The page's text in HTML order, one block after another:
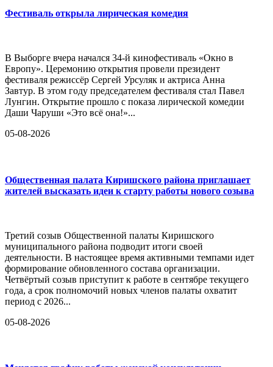
Фестиваль открыла лирическая комедия
В Выборге вчера начался 34-й кинофестиваль «Окно в
Европу». Церемонию открытия провели президент
фестиваля режиссёр Сергей Урсуляк и актриса Анна
Завтур. В этом году председателем фестиваля стал Павел
Лунгин. Открытие прошло с показа лирической комедии
Даши Чаруши «Это всё она!»...
05-08-2026
Общественная палата Киришского района приглашает
жителей высказать идеи к старту работы нового созыва
Третий созыв Общественной палаты Киришского
муниципального района подводит итоги своей
деятельности. В настоящее время активными темпами идет
формирование обновленного состава организации.
Четвёртый созыв приступит к работе в сентябре текущего
года, а срок полномочий новых членов палаты охватит
период с 2026...
05-08-2026